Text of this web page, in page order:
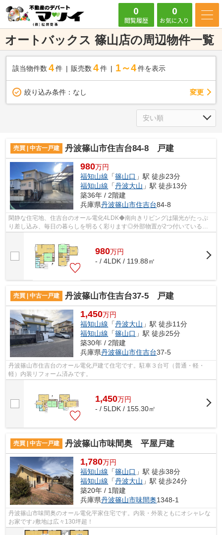
0
閲覧履歴
0
お気に入り
オートバックス 篠山店の周辺物件一覧
該当物件数 4件 販売数 4 件 1～4 件を表示
絞り込み条件： なし 変更
売買 | 中古一戸建 丹波篠山市住吉台84-8 戸建
980万円
福知山線 「篠山口 」駅 徒歩23分
福知山線 「丹波大山 」駅 徒歩13分
築36年 / 2階建
兵庫県丹波篠山市住吉台84-8
閑静な住宅地、住吉台のオール電化4LDK◆南向きリビングは陽光がたっぷ
り差し込み、毎日の暮らしを明るく彩ります◎外部物置が2つ付いているた
980万円
- / 4LDK / 119.88㎡
売買 | 中古一戸建 丹波篠山市住吉台37-5 戸建
1,450万円
福知山線 「丹波大山 」駅 徒歩11分
福知山線 「篠山口 」駅 徒歩25分
築30年 / 2階建
兵庫県丹波篠山市住吉台37-5
丹波篠山市住吉台のオール電化戸建て住宅です。駐車３台可（普通・軽・
軽）内装リフォーム済みです。
1,450万円
- / 5LDK / 155.30㎡
売買 | 中古一戸建 丹波篠山市味間奥 平屋戸建
1,780万円
福知山線 「篠山口 」駅 徒歩38分
福知山線 「丹波大山 」駅 徒歩24分
築20年 / 1階建
兵庫県丹波篠山市味間奥1348-1
丹波篠山市味間奥のオール電化平家住宅です。内装・外装ともにオシャレな
お家です♪敷地は広々130坪超！